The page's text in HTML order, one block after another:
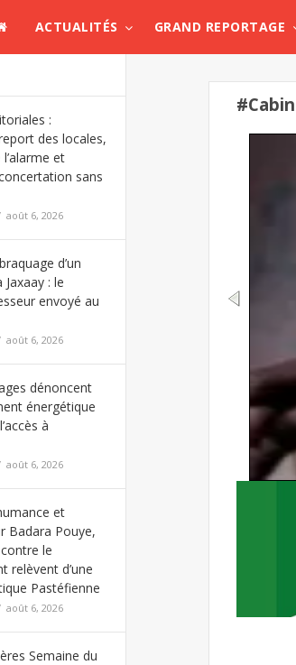
ACTUALITÉS GRAND REPORTAGE
:
des locales,
et
sans
août 6, 2026
d’un
: le
envoyé au
août 6, 2026
dénoncent
énergétique
à
août 6, 2026
et
Badara Pouye,
le
relèvent d’une
Pastéfienne
août 6, 2026
Semaine du
Le